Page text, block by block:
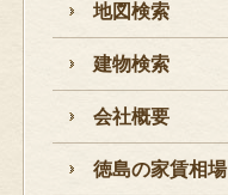
地図検索
建物検索
会社概要
徳島の家賃相場